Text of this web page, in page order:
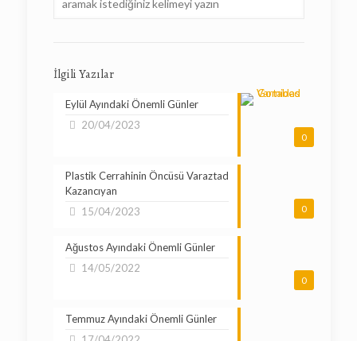
İlgili Yazılar
0
Eylül Ayındaki Önemli Günler
20/04/2023
0
Plastik Cerrahinin Öncüsü Varaztad
Kazancıyan
15/04/2023
0
Ağustos Ayındaki Önemli Günler
14/05/2022
Temmuz Ayındaki Önemli Günler